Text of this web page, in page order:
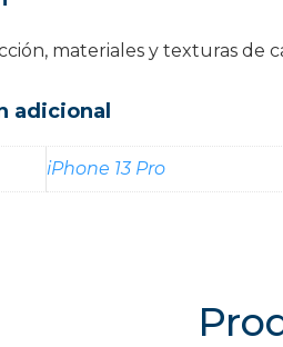
materiales y texturas de
adicional
iPhone 13 Pro